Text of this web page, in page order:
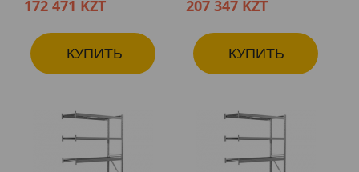
172 471 KZT
КУПИТЬ
207 347 KZT
КУПИТЬ